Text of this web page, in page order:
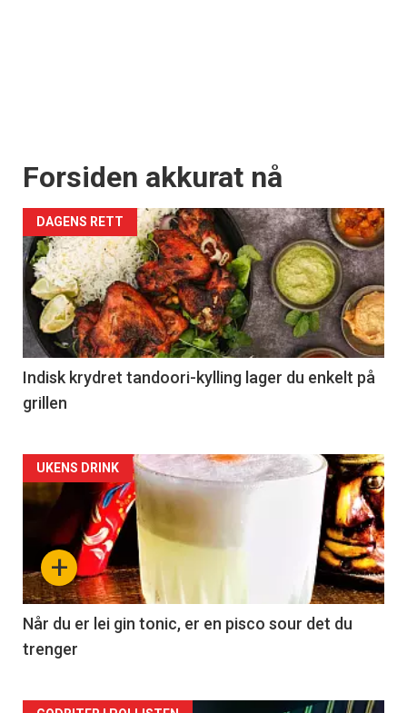
Forsiden akkurat nå
DAGENS RETT
Indisk krydret tandoori-kylling lager du enkelt på
grillen
Forsiden
akkurat
nå
-
2
+
UKENS DRINK
Når du er lei gin tonic, er en pisco sour det du
trenger